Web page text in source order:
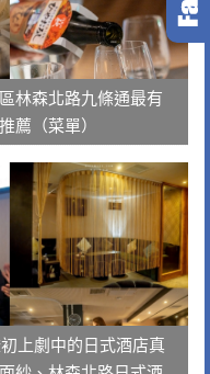
林森北路九條通最有
薦（菜單）
上劇中的日式酒店真